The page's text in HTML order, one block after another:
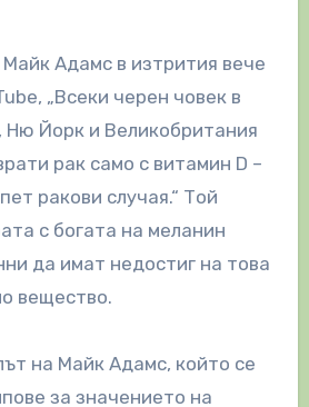
Адамс в изтрития вече
„Всеки черен човек в
Ню Йорк и Великобритания
рак само с витамин D –
ракови случая.“ Той
с богата на меланин
да имат недостиг на това
вещество.
на Майк Адамс, който се
за значението на